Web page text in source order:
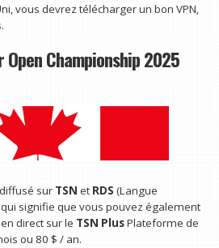
vous devrez télécharger un bon VPN,
Championship 2025
sur TSN et RDS (Langue
signifie que vous pouvez également
direct sur le TSN PlusPlateforme de
ou 80 $ / an.